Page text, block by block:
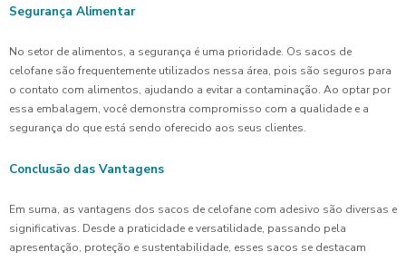
Segurança Alimentar
No setor de alimentos, a segurança é uma prioridade. Os sacos de
celofane são frequentemente utilizados nessa área, pois são seguros para
o contato com alimentos, ajudando a evitar a contaminação. Ao optar por
essa embalagem, você demonstra compromisso com a qualidade e a
segurança do que está sendo oferecido aos seus clientes.
Conclusão das Vantagens
Em suma, as vantagens dos sacos de celofane com adesivo são diversas e
significativas. Desde a praticidade e versatilidade, passando pela
apresentação, proteção e sustentabilidade, esses sacos se destacam